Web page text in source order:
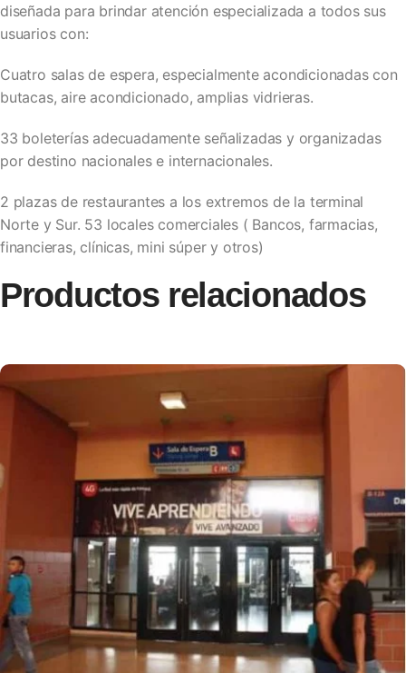
diseñada para brindar atención especializada a todos sus
usuarios con:
Cuatro salas de espera, especialmente acondicionadas con
butacas, aire acondicionado, amplias vidrieras.
33 boleterías adecuadamente señalizadas y organizadas
por destino nacionales e internacionales.
2 plazas de restaurantes a los extremos de la terminal
Norte y Sur. 53 locales comerciales ( Bancos, farmacias,
financieras, clínicas, mini súper y otros)
Productos relacionados